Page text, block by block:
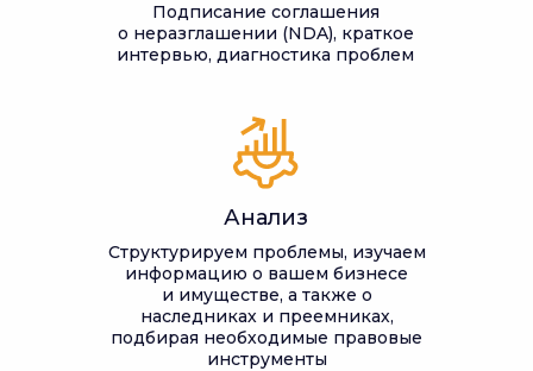
Анализ
Структурируем проблемы, изучаем
информацию о вашем бизнесе
и имуществе, а также о
наследниках и преемниках,
подбирая необходимые правовые
инструменты
Подписание соглашения
о неразглашении (NDA), краткое
интервью, диагностика проблем